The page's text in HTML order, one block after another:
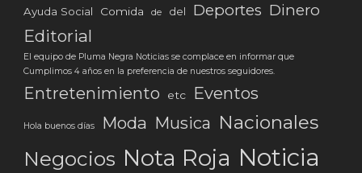
Ayuda Social Comida de del Deportes Dinero
Editorial
El equipo de Pluma Negra Noticias se complace en informar que
Cumplimos 4 años en la preferencia de nuestros seguidores.
Entretenimiento etc Eventos
Hola buenos días Moda Musica Nacionales
Negocios Nota Roja Noticia